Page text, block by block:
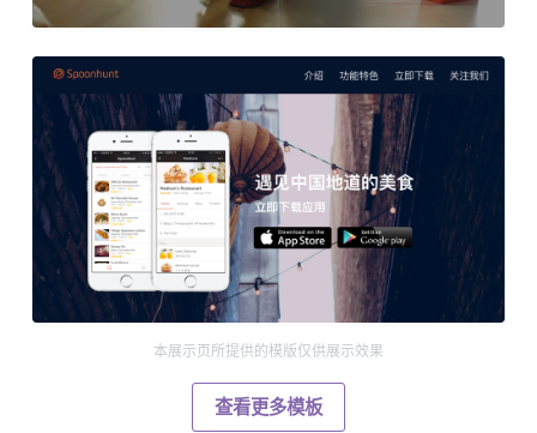
本展示页所提供的模版仅供展示效果
查看更多模板